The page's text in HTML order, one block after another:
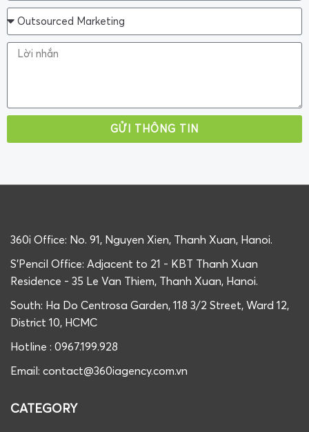
GỬI THÔNG TIN
360i Office: No. 91, Nguyen Xien, Thanh Xuan, Hanoi.
S'Pencil Office: Adjacent to 21 - KBT Thanh Xuan
Residence - 35 Le Van Thiem, Thanh Xuan, Hanoi.
South: Ha Do Centrosa Garden, 118 3/2 Street, Ward 12,
District 10, HCMC
Hotline : 0967.199.928
Email: contact@360iagency.com.vn
CATEGORY